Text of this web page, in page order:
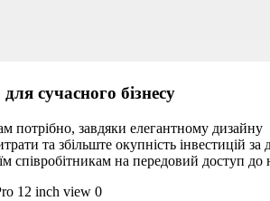
сучасного бізнесу
потрібно, завдяки елегантному
та збільште окупність
співробітникам на передовий доступ